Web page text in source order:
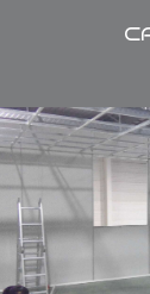
Nous prenons
cloisons
fabriquées en
les typologies
travail et
intérieur.